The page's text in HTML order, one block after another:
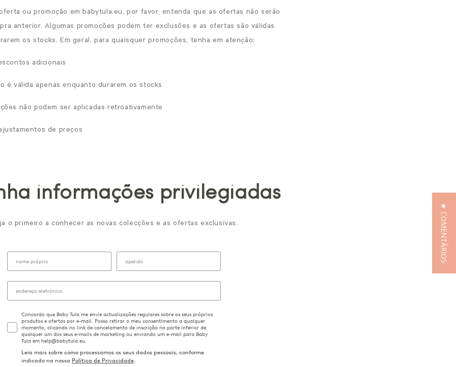
ou promoção em babytula.eu, por favor, entenda que as ofertas não serão
anterior. Algumas promoções podem ter exclusões e as ofertas são válidas
os stocks. Em geral, para quaisquer promoções, tenha em atenção:
adicionais
é válida apenas enquanto durarem os stocks
não podem ser aplicadas retroativamente
de preços
informações privilegiadas
o primeiro a conhecer as novas colecções e as ofertas exclusivas.
Concordo que Baby Tula me envie actualizações regulares sobre os seus próprios
produtos e ofertas por e-mail. Posso retirar o meu consentimento a qualquer
momento, clicando no link de cancelamento de inscrição na parte inferior de
qualquer um dos seus e-mails de marketing ou enviando um e-mail para Baby
Tula em help@babytula.eu.
Leia mais sobre como processamos os seus dados pessoais, conforme
indicado na nossa Política de Privacidade.
★ COMENTÁRIOS